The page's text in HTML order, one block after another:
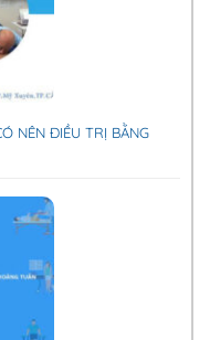
NÊN ĐIỀU TRỊ BẰNG